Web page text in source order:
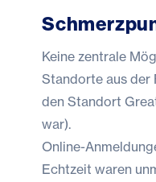
Keine zentrale
Standorte aus der
den Standort
war).
Online-
Echtzeit waren